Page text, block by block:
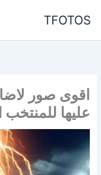
TFOTOS
اقوى صور
عليها